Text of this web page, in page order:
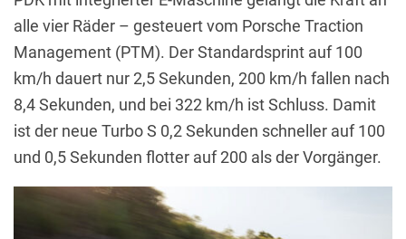
alle vier Räder – gesteuert vom Porsche Traction
Management (PTM). Der Standardsprint auf 100
km/h dauert nur 2,5 Sekunden, 200 km/h fallen nach
8,4 Sekunden, und bei 322 km/h ist Schluss. Damit
ist der neue Turbo S 0,2 Sekunden schneller auf 100
und 0,5 Sekunden flotter auf 200 als der Vorgänger.